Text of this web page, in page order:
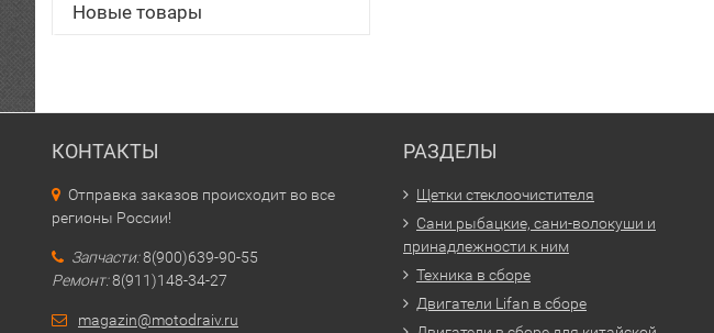
Новые товары
КОНТАКТЫ
Отправка заказов происходит во все
регионы России!
Запчасти:8(900)639-90-55
Ремонт:8(911)148-34-27
magazin@motodraiv.ru
РАЗДЕЛЫ
Щетки стеклоочистителя
Сани рыбацкие, сани-волокуши и
принадлежности к ним
Техника в сборе
Двигатели Lifan в сборе